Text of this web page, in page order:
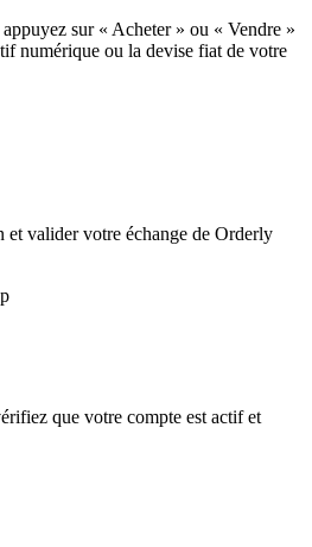
sur « Acheter » ou « Vendre »
numérique ou la devise fiat de votre
valider votre échange de Orderly
que votre compte est actif et